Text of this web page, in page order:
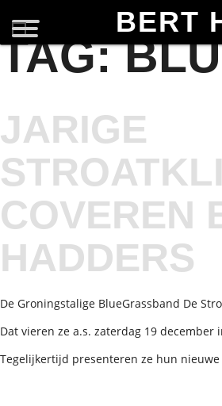
BERT
TAG:
JARIGE
COVEREN
HADDERS
De Groningstalige BlueGrassband De
Dat vieren ze a.s. zaterdag 19 december
Tegelijkertijd presenteren ze hun nieuwe